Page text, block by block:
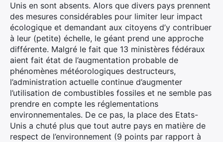
Unis en sont absents. Alors que divers pays prennent
des mesures considérables pour limiter leur impact
écologique et demandant aux citoyens d’y contribuer
à leur (petite) échelle, le géant prend une approche
différente. Malgré le fait que 13 ministères fédéraux
aient fait état de l’augmentation probable de
phénomènes météorologiques destructeurs,
l’administration actuelle continue d’augmenter
l’utilisation de combustibles fossiles et ne semble pas
prendre en compte les réglementations
environnementales. De ce pas, la place des Etats-
Unis a chuté plus que tout autre pays en matière de
respect de l’environnement (9 points par rapport à